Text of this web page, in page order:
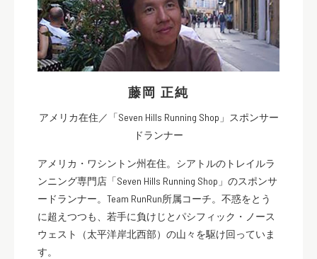
藤岡 正純
アメリカ在住／「Seven Hills Running Shop」スポンサー
ドランナー
アメリカ・ワシントン州在住。シアトルのトレイルラ
ンニング専門店「Seven Hills Running Shop」のスポンサ
ードランナー。Team RunRun所属コーチ。不惑をとう
に超えつつも、若手に負けじとパシフィック・ノース
ウェスト（太平洋岸北西部）の山々を駆け回っていま
す。